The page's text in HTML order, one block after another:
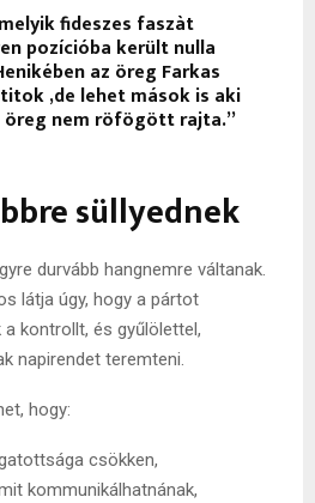
fideszes faszàt
pozícióba került nulla
az öreg Farkas
,de lehet mások is aki
nem röfögött rajta.”
süllyednek
durvább hangnemre váltanak.
látja úgy, hogy a pártot
kontrollt, és gyűlölettel,
napirendet teremteni.
hogy:
csökken,
kommunikálhatnának,